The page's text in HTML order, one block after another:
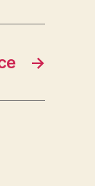
→